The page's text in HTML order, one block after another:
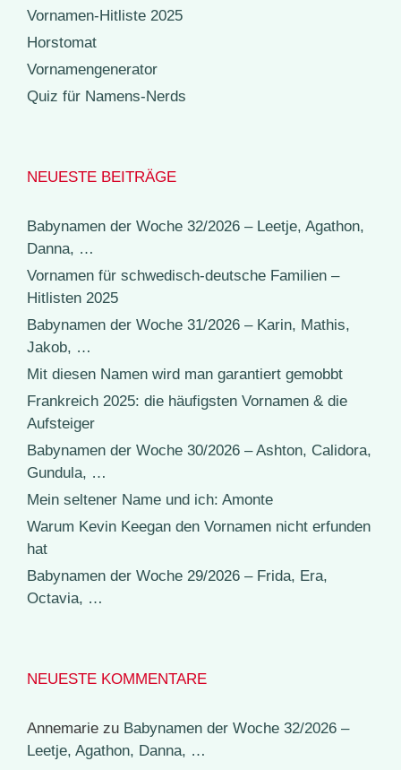
Vornamen-Hitliste 2025
Horstomat
Vornamengenerator
Quiz für Namens-Nerds
NEUESTE BEITRÄGE
Babynamen der Woche 32/2026 – Leetje, Agathon,
Danna, …
Vornamen für schwedisch-deutsche Familien –
Hitlisten 2025
Babynamen der Woche 31/2026 – Karin, Mathis,
Jakob, …
Mit diesen Namen wird man garantiert gemobbt
Frankreich 2025: die häufigsten Vornamen & die
Aufsteiger
Babynamen der Woche 30/2026 – Ashton, Calidora,
Gundula, …
Mein seltener Name und ich: Amonte
Warum Kevin Keegan den Vornamen nicht erfunden
hat
Babynamen der Woche 29/2026 – Frida, Era,
Octavia, …
NEUESTE KOMMENTARE
Annemarie zu Babynamen der Woche 32/2026 –
Leetje, Agathon, Danna, …